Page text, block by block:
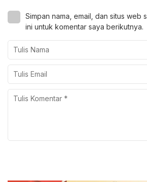
Simpan nama, email, dan situs web
ini untuk komentar saya berikutnya.